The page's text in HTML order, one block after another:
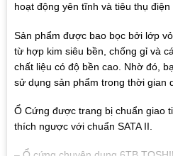
hoạt động yên tĩnh và tiêu thụ điện
Sản phẩm được bao bọc bởi lớp
từ hợp kim siêu bền, chống gỉ và
chất liệu có độ bền cao. Nhờ đó,
sử dụng sản phẩm trong thời gian
Ổ Cứng được trang bị chuẩn giao
thích ngược với chuẩn SATA II.